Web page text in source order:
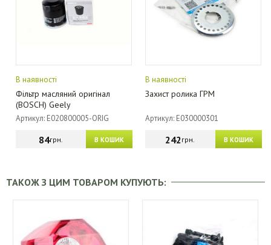
В наявності
Фільтр масляний оригінал
(BOSCH) Geely
Артикул: E020800005-ORIG
В КОШИК
84грн.
В наявності
Захист ролика ГРМ
Артикул: E030000301
В КОШИК
242грн.
ТАКОЖ З ЦИМ ТОВАРОМ КУПУЮТЬ: